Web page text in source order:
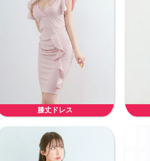
膝丈ドレス